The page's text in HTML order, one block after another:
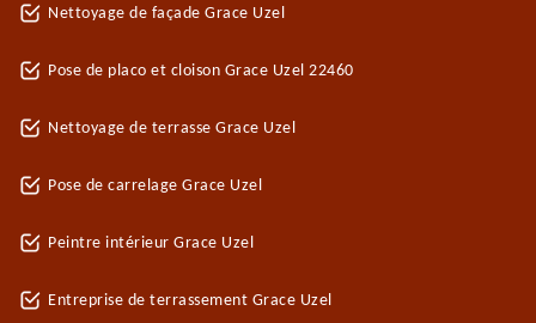
Nettoyage de façade Grace Uzel
Pose de placo et cloison Grace Uzel 22460
Nettoyage de terrasse Grace Uzel
Pose de carrelage Grace Uzel
Peintre intérieur Grace Uzel
Entreprise de terrassement Grace Uzel